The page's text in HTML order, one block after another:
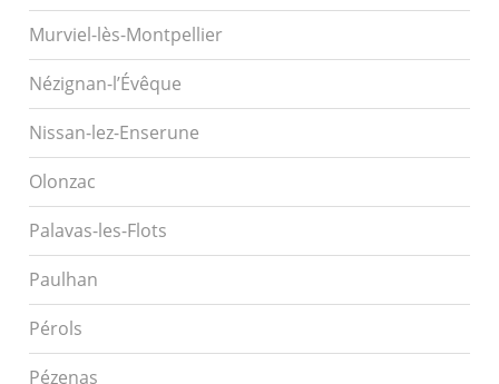
Murviel-lès-Montpellier
Nézignan-l’Évêque
Nissan-lez-Enserune
Olonzac
Palavas-les-Flots
Paulhan
Pérols
Pézenas